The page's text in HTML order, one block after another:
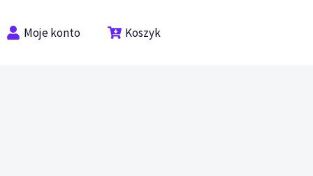
Moje konto Koszyk